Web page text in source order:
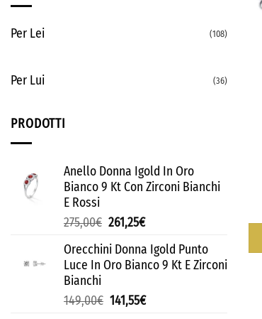
Per Lei (108)
Per Lui (36)
PRODOTTI
Anello Donna Igold In Oro
Bianco 9 Kt Con Zirconi Bianchi
E Rossi
275,00€ 261,25€
Orecchini Donna Igold Punto
Luce In Oro Bianco 9 Kt E Zirconi
Bianchi
149,00€ 141,55€